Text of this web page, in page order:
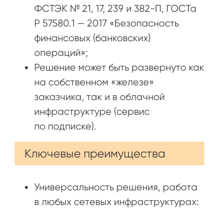
ФСТЭК № 21, 17, 239 и 382-П, ГОСТа
Р 57580.1 — 2017 «Безопасность
финансовых (банковских)
операций»;
Решение может быть развернуто как
на собственном «железе»
заказчика, так и в облачной
инфраструктуре (сервис
по подписке).
Ключевые преимущества
Универсальность решения, работа
в любых сетевых инфраструктурах: